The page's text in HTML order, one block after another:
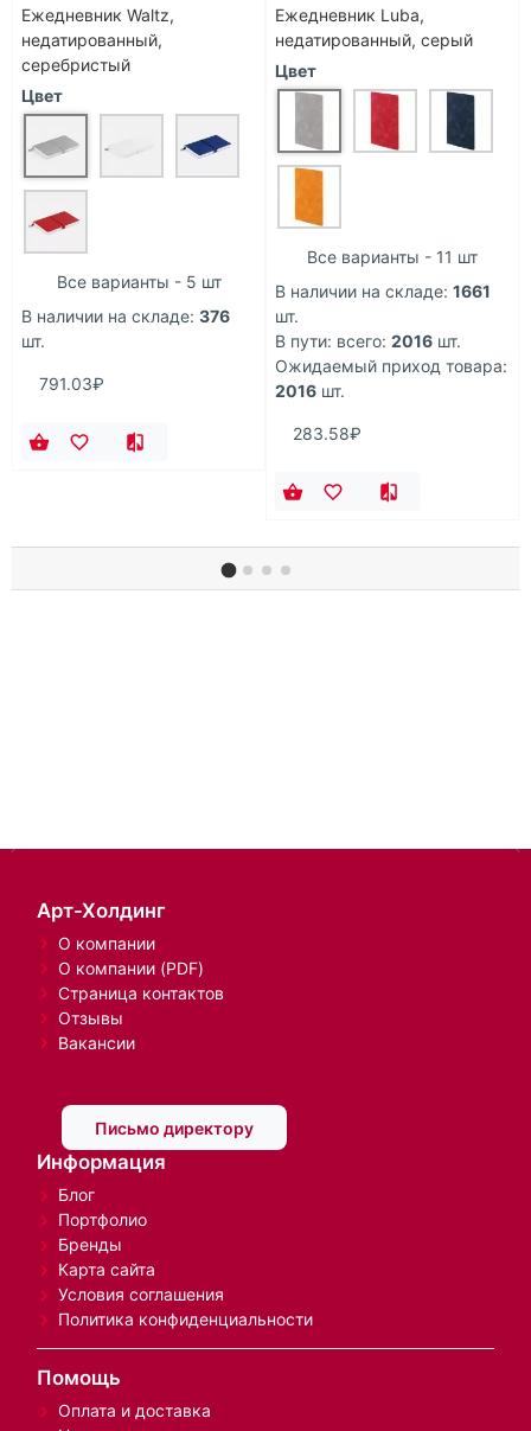
Ежедневник Waltz,
недатированный,
серебристый
Цвет
Все варианты - 5 шт
В наличии на складе: 376
шт.
791.03₽
Ежедневник Luba,
недатированный, серый
Цвет
Все варианты - 11 шт
В наличии на складе: 1661
шт.
В пути: всего: 2016 шт.
Ожидаемый приход товара:
2016 шт.
283.58₽
Арт-Холдинг
О компании
О компании (PDF)
Страница контактов
Отзывы
Вакансии
Письмо директору
Информация
Блог
Портфолио
Бренды
Карта сайта
Условия соглашения
Политика конфиденциальности
Помощь
Оплата и доставка